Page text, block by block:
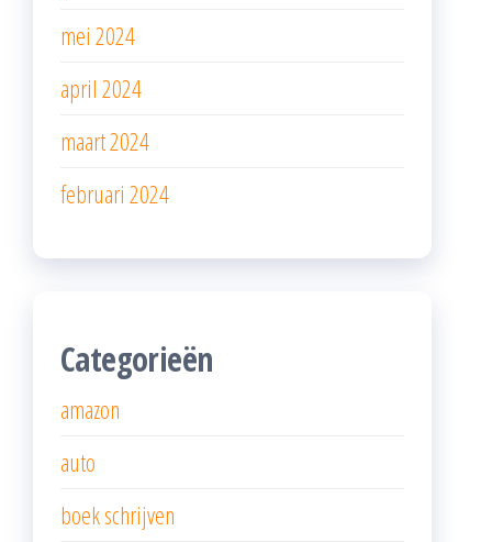
mei 2024
april 2024
maart 2024
februari 2024
Categorieën
amazon
auto
boek schrijven